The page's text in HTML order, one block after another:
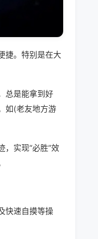
捷。特别是在大
总是能拿到好
如(老友地方游
，实现“必胜”效
快速自摸等操